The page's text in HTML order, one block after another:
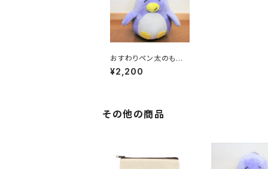
おすわりペン太のもち
もちぬいぐるみ
¥2,200
その他の商品